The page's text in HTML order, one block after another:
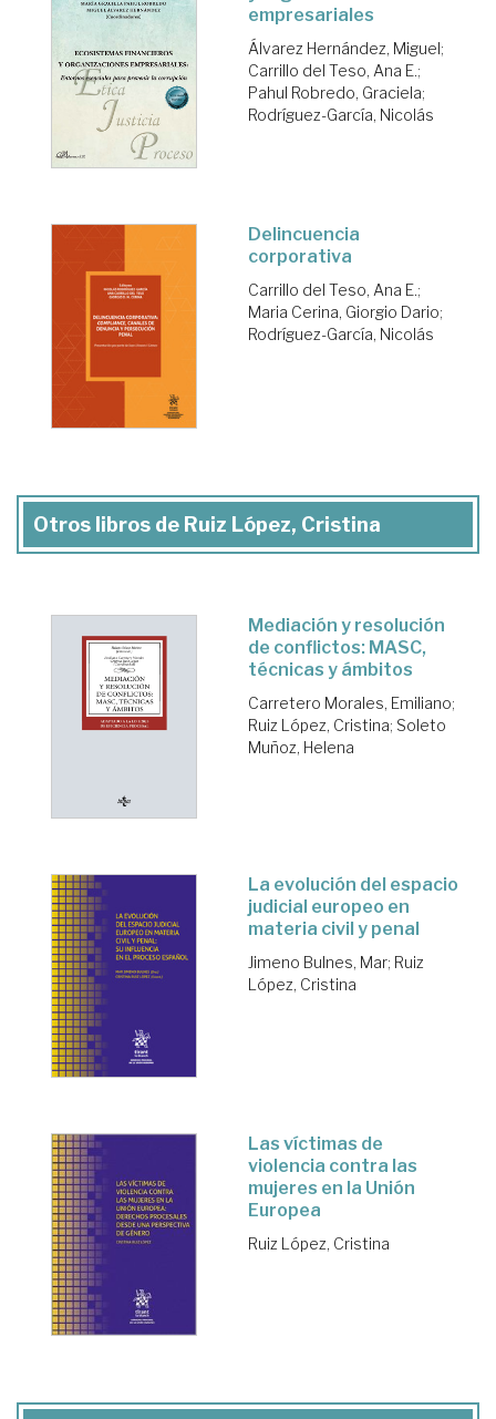
empresariales
Álvarez Hernández, Miguel;
Carrillo del Teso, Ana E.;
Pahul Robredo, Graciela;
Rodríguez-García, Nicolás
Delincuencia
corporativa
Carrillo del Teso, Ana E.;
Maria Cerina, Giorgio Dario;
Rodríguez-García, Nicolás
Otros libros de Ruiz López, Cristina
Mediación y resolución
de conflictos: MASC,
técnicas y ámbitos
Carretero Morales, Emiliano;
Ruiz López, Cristina; Soleto
Muñoz, Helena
La evolución del espacio
judicial europeo en
materia civil y penal
Jimeno Bulnes, Mar; Ruiz
López, Cristina
Las víctimas de
violencia contra las
mujeres en la Unión
Europea
Ruiz López, Cristina